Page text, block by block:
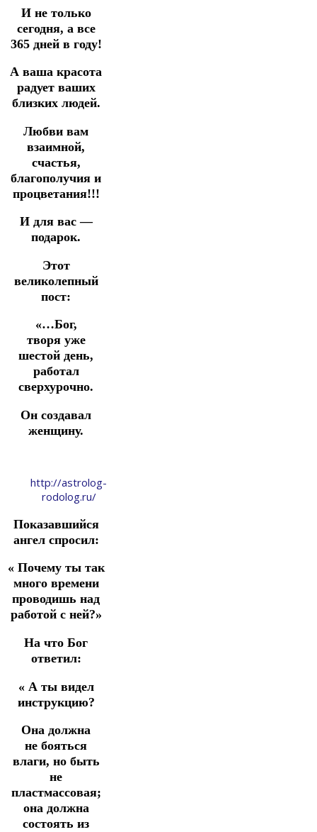
И не только
сегодня, а все
365 дней в году!
А ваша красота
радует ваших
близких людей.
Любви вам
взаимной,
счастья,
благополучия и
процветания!!!
И для вас —
подарок.
Этот
великолепный
пост:
«…Бог,
творя уже
шестой день,
работал
сверхурочно.
Он создавал
женщину.
http://astrolog-
rodolog.ru/
Показавшийся
ангел спросил:
« Почему ты так
много времени
проводишь над
работой с ней?»
На что Бог
ответил:
« А ты видел
инструкцию?
Она должна
не бояться
влаги, но быть
не
пластмассовая;
она должна
состоять из